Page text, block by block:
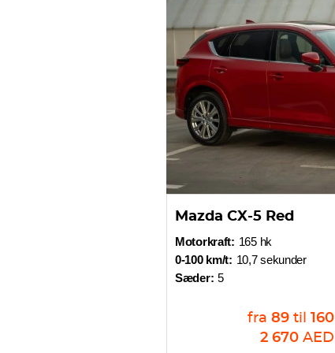
Mazda CX-5 Red
Motorkraft: 165 hk
0-100 km/t: 10,7 sekunder
Sæder: 5
fra 89 til 160
2 670 AED